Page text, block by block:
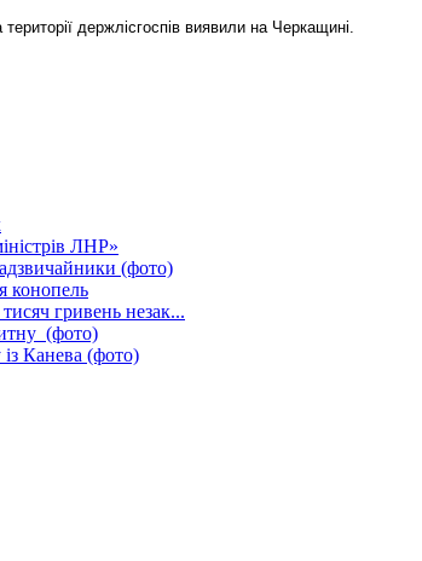
держлісгоспів виявили на Черкащині.
ЛНР»
(фото)
конопель
гривень незак...
(фото)
Канева (фото)